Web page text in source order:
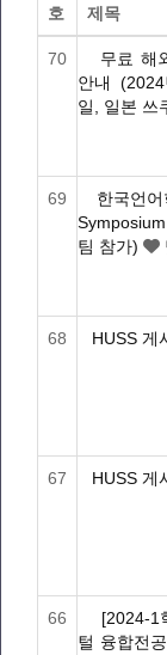
호
제목
70
무료 해
안내
일, 일본 쓰
69
한국언
팀 참가)
68 HUSS 게
67 HUSS 게
66
[2024-1
털 융합전